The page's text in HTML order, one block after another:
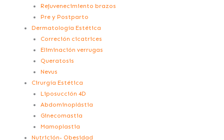
Rejuvenecimiento brazos
Pre y Postparto
Dermatología Estética
Correción cicatrices
Eliminación verrugas
Queratosis
Nevus
Cirurgía Estética
Liposucción 4D
Abdominoplástia
Ginecomastia
Mamoplastia
Nutrición- Obesidad